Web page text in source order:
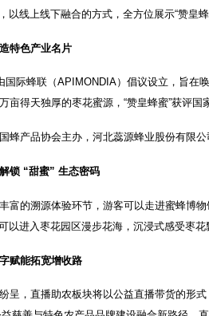
以线上线下融合的方式，全方位展示“赞皇
特色产业名片
国际蜂联（APIMONDIA）倡议设立，旨
亩得天独厚的枣花蜜源，“赞皇蜂蜜”获评
蜂产品协会主办，河北蕊源蜂业股份有限
锁 “甜蜜” 生态密码
富的溯源体验环节，游客可以走进蜜蜂博
以进入枣花园区漫步花海，沉浸式感受枣
赋能拓宽增收路
呈，直播助农板块将以公益直播带货的形